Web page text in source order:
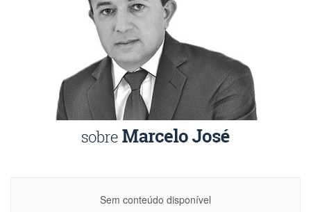
Sem conteúdo disponível